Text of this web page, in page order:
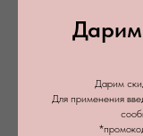
Дарим
Дарим
Для применения
согласие на
политикой